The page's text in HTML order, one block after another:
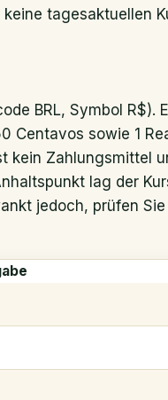
tagesaktuellen
BRL, Symbol R$).
Centavos sowie 1
kein Zahlungsmittel
lag der
jedoch, prüfen Sie